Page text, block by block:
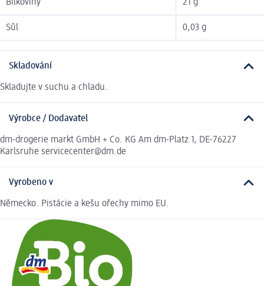
Bílkoviny 21 g
Sůl 0,03 g
Skladování
Skladujte v suchu a chladu.
Výrobce / Dodavatel
dm-drogerie markt GmbH + Co. KG Am dm-Platz 1, DE-76227
Karlsruhe servicecenter@dm.de
Vyrobeno v
Německo. Pistácie a kešu ořechy mimo EU.